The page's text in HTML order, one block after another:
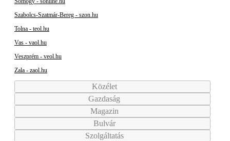
Szabolcs-Szatmár-Bereg - szon.hu
Tolna - teol.hu
Vas - vaol.hu
Veszprém - veol.hu
Zala - zaol.hu
Közélet
Gazdaság
Magazin
Bulvár
Szolgáltatás